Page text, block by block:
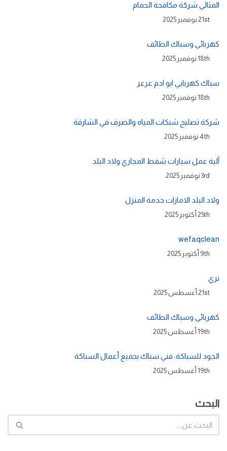
المثالي شركة مكافحة الحمام
21st نوفمبر 2025
كهربائي وسباك الطائف
18th نوفمبر 2025
سباك كهربايي ابو ادم عرعر
18th نوفمبر 2025
شركة تصليح شبكات المياه والصرف في الشارقة
4th نوفمبر 2025
آلية عمل سيارات شفط المجاري ولاد البلد
3rd نوفمبر 2025
ولاد البلد الامارات خدمة المنزل
25th أكتوبر 2025
wefaqclean
9th أكتوبر 2025
تري
21st أغسطس 2025
كهربائي وسباك الطائف
19th أغسطس 2025
الجود للسباكة: فني سباك بجميع أعمال السباكة
19th أغسطس 2025
البحث